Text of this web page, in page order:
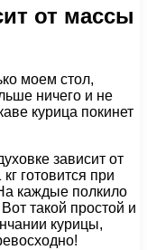
от массы
моем стол,
ничего и не
курица покинет
зависит от
готовится при
каждые полкило
такой простой и
курицы,